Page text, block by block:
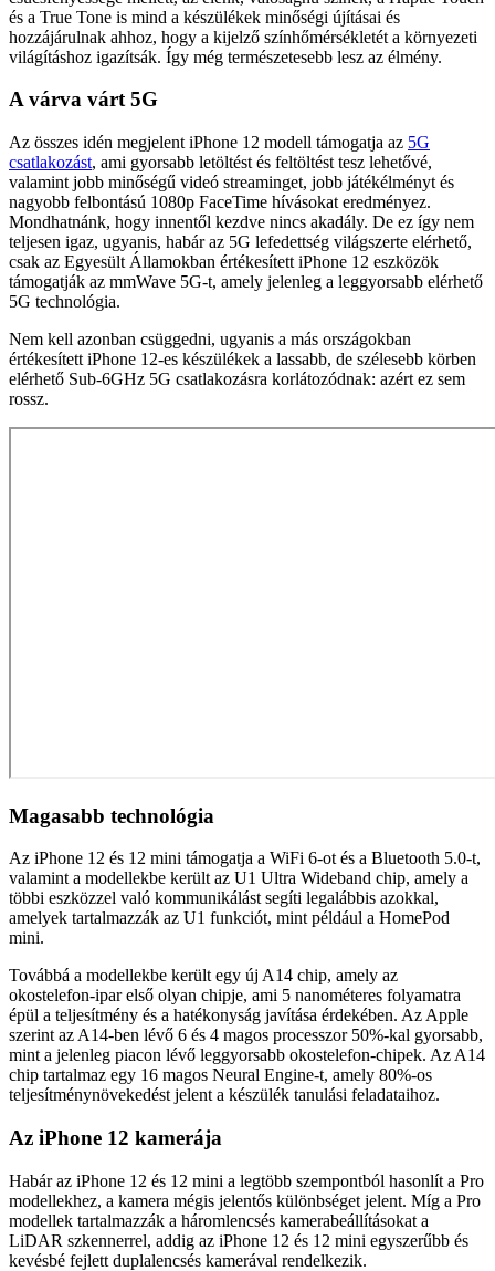
és a True Tone is mind a készülékek minőségi újításai és
hozzájárulnak ahhoz, hogy a kijelző színhőmérsékletét a környezeti
világításhoz igazítsák. Így még természetesebb lesz az élmény.
A várva várt 5G
Az összes idén megjelent iPhone 12 modell támogatja az 5G
csatlakozást, ami gyorsabb letöltést és feltöltést tesz lehetővé,
valamint jobb minőségű videó streaminget, jobb játékélményt és
nagyobb felbontású 1080p FaceTime hívásokat eredményez.
Mondhatnánk, hogy innentől kezdve nincs akadály. De ez így nem
teljesen igaz, ugyanis, habár az 5G lefedettség világszerte elérhető,
csak az Egyesült Államokban értékesített iPhone 12 eszközök
támogatják az mmWave 5G-t, amely jelenleg a leggyorsabb elérhető
5G technológia.
Nem kell azonban csüggedni, ugyanis a más országokban
értékesített iPhone 12-es készülékek a lassabb, de szélesebb körben
elérhető Sub-6GHz 5G csatlakozásra korlátozódnak: azért ez sem
rossz.
Magasabb technológia
Az iPhone 12 és 12 mini támogatja a WiFi 6-ot és a Bluetooth 5.0-t,
valamint a modellekbe került az U1 Ultra Wideband chip, amely a
többi eszközzel való kommunikálást segíti legalábbis azokkal,
amelyek tartalmazzák az U1 funkciót, mint például a HomePod
mini.
Továbbá a modellekbe került egy új A14 chip, amely az
okostelefon-ipar első olyan chipje, ami 5 nanométeres folyamatra
épül a teljesítmény és a hatékonyság javítása érdekében. Az Apple
szerint az A14-ben lévő 6 és 4 magos processzor 50%-kal gyorsabb,
mint a jelenleg piacon lévő leggyorsabb okostelefon-chipek. Az A14
chip tartalmaz egy 16 magos Neural Engine-t, amely 80%-os
teljesítménynövekedést jelent a készülék tanulási feladataihoz.
Az iPhone 12 kamerája
Habár az iPhone 12 és 12 mini a legtöbb szempontból hasonlít a Pro
modellekhez, a kamera mégis jelentős különbséget jelent. Míg a Pro
modellek tartalmazzák a háromlencsés kamerabeállításokat a
LiDAR szkennerrel, addig az iPhone 12 és 12 mini egyszerűbb és
kevésbé fejlett duplalencsés kamerával rendelkezik.